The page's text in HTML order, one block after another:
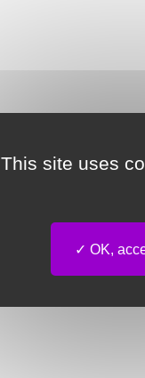
This site uses
OK,